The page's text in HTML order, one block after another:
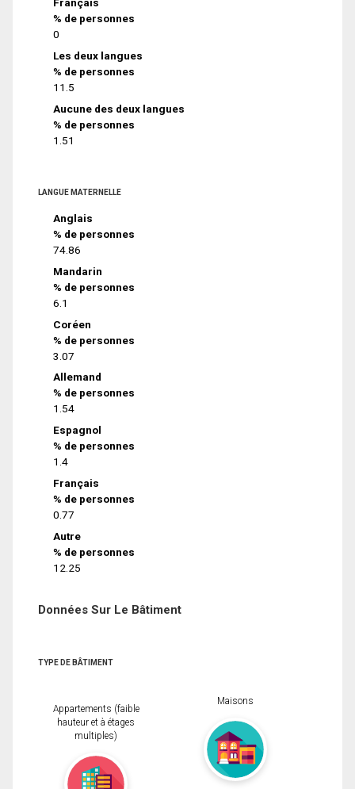
Français
% de personnes
0
Les deux langues
% de personnes
11.5
Aucune des deux langues
% de personnes
1.51
LANGUE MATERNELLE
Anglais
% de personnes
74.86
Mandarin
% de personnes
6.1
Coréen
% de personnes
3.07
Allemand
% de personnes
1.54
Espagnol
% de personnes
1.4
Français
% de personnes
0.77
Autre
% de personnes
12.25
Données Sur Le Bâtiment
TYPE DE BÂTIMENT
Appartements (faible
hauteur et à étages
multiples)
Maisons